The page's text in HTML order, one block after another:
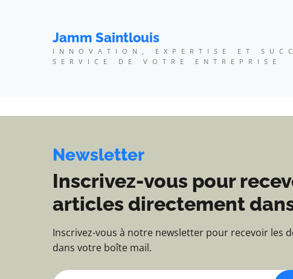
Jamm Saintlouis -
Jamm Saintlouis
INNOVATION, EXPERTISE ET
SERVICE DE VOTRE ENTREPRISE
Newsletter
Inscrivez-vous pour
articles directement
Inscrivez-vous à notre newsletter pour recevoir les
dans votre boîte mail.